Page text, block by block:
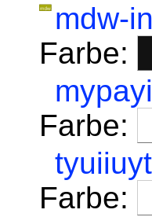
mdw-
Farbe:
Farbe:
Farbe: